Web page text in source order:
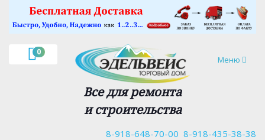
0
Навигация
Меню
Все для ремонта
и строительства
8-918-435-38-38
8-918-648-70-00
×